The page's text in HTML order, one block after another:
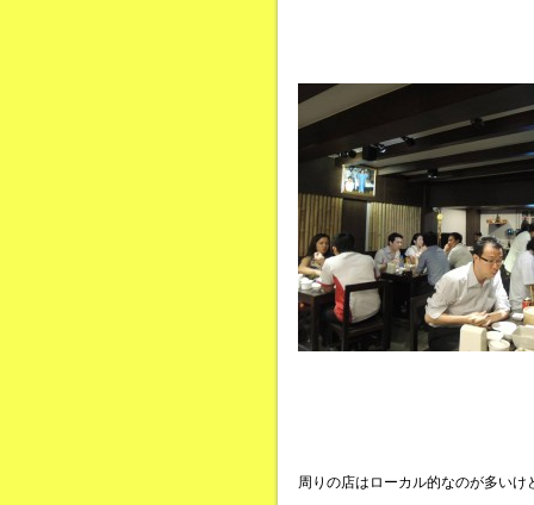
周りの店はローカル的なのが多い